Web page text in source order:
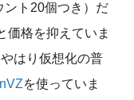
ント20個つき）だ
価格を抑えていま
はり仮想化の普
を使っていま